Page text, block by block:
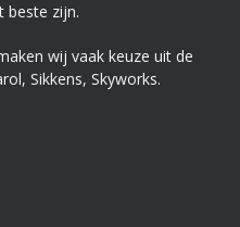
beste zijn.
wij vaak keuze uit de
Sikkens, Skyworks.